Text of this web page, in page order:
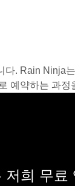
. Rain Ninja
예약하는 과
저희 무